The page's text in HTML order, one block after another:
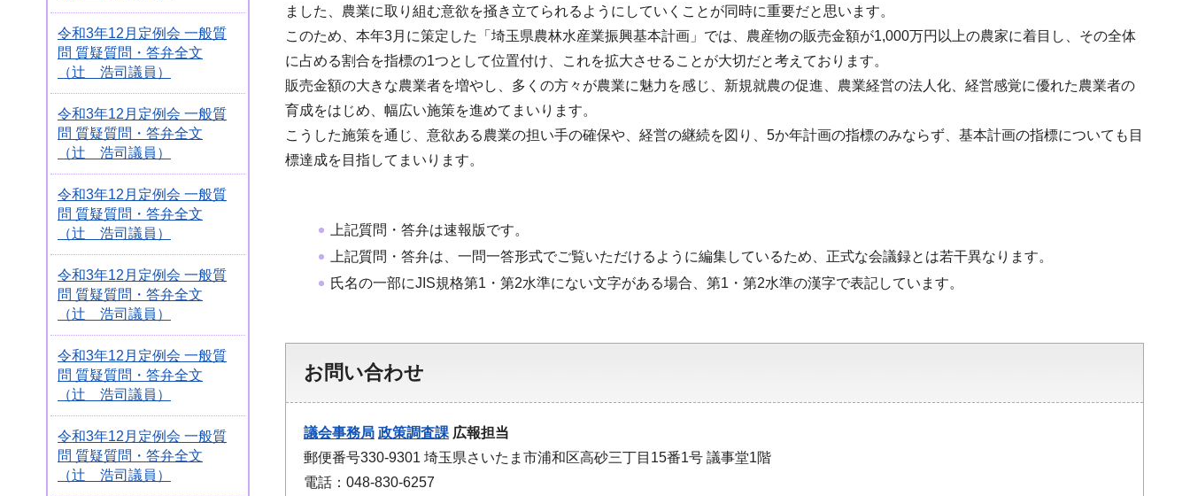
令和3年12月定例会 一般質
問 質疑質問・答弁全文
（辻 浩司議員）
令和3年12月定例会 一般質
問 質疑質問・答弁全文
（辻 浩司議員）
令和3年12月定例会 一般質
問 質疑質問・答弁全文
（辻 浩司議員）
令和3年12月定例会 一般質
問 質疑質問・答弁全文
（辻 浩司議員）
令和3年12月定例会 一般質
問 質疑質問・答弁全文
（辻 浩司議員）
令和3年12月定例会 一般質
問 質疑質問・答弁全文
（辻 浩司議員）
ました、農業に取り組む意欲を掻き立てられるようにしていくことが同時に重要だと思います。
このため、本年3月に策定した「埼玉県農林水産業振興基本計画」では、農産物の販売金額が1,000万円以上の農家に着目し、その全体
に占める割合を指標の1つとして位置付け、これを拡大させることが大切だと考えております。
販売金額の大きな農業者を増やし、多くの方々が農業に魅力を感じ、新規就農の促進、農業経営の法人化、経営感覚に優れた農業者の
育成をはじめ、幅広い施策を進めてまいります。
こうした施策を通じ、意欲ある農業の担い手の確保や、経営の継続を図り、5か年計画の指標のみならず、基本計画の指標についても目
標達成を目指してまいります。
上記質問・答弁は速報版です。
上記質問・答弁は、一問一答形式でご覧いただけるように編集しているため、正式な会議録とは若干異なります。
氏名の一部にJIS規格第1・第2水準にない文字がある場合、第1・第2水準の漢字で表記しています。
お問い合わせ
議会事務局 政策調査課 広報担当
郵便番号330-9301 埼玉県さいたま市浦和区高砂三丁目15番1号 議事堂1階
電話：048-830-6257